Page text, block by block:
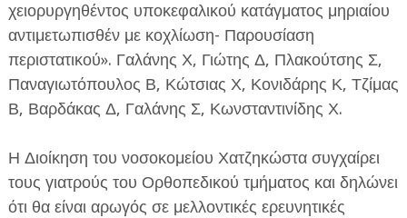
χειορυργηθέντος υποκεφαλικού κατάγματος μηριαίου
αντιμετωπισθέν με κοχλίωση- Παρουσίαση
περιστατικού». Γαλάνης Χ, Γιώτης Δ, Πλακούτσης Σ,
Παναγιωτόπουλος Β, Κώτσιας Χ, Κονιδάρης Κ, Τζίμας
Β, Βαρδάκας Δ, Γαλάνης Σ, Κωνσταντινίδης Χ.
Η Διοίκηση του νοσοκομείου Χατζηκώστα συγχαίρει
τους γιατρούς του Ορθοπεδικού τμήματος και δηλώνει
ότι θα είναι αρωγός σε μελλοντικές ερευνητικές